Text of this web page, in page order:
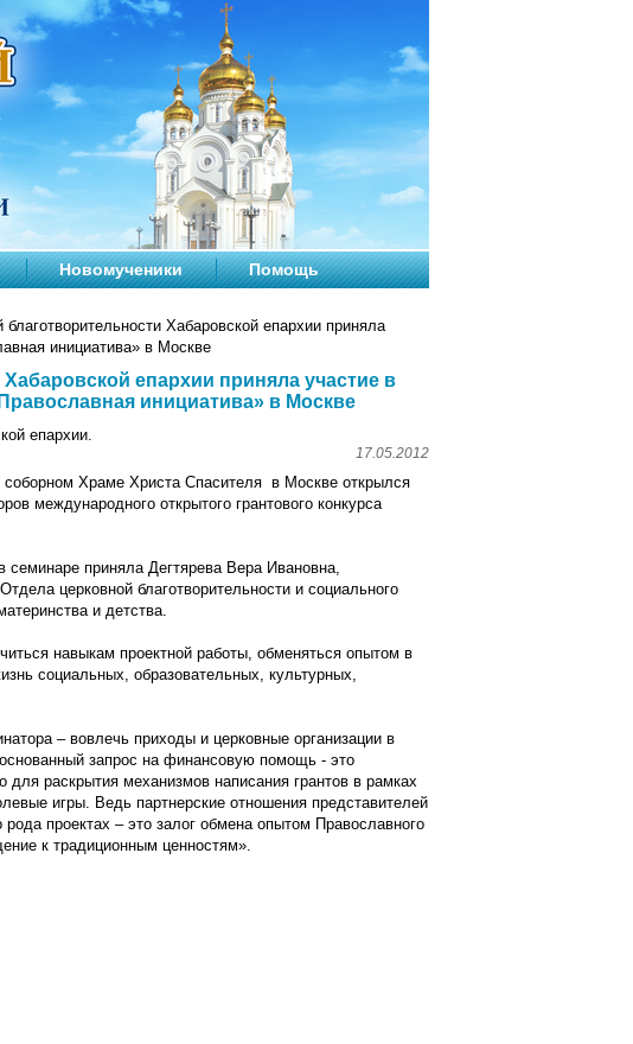
Новомученики Помощь
Хабаровской епархии приняла
инициатива» в Москве
епархии приняла участие в
инициатива» в Москве
епархии.
17.05.2012
Храме Христа Спасителя в Москве открылся
международного открытого грантового конкурса
семинаре приняла Дегтярева Вера Ивановна,
церковной благотворительности и социального
и детства.
навыкам проектной работы, обменяться опытом в
социальных, образовательных, культурных,
– вовлечь приходы и церковные организации в
запрос на финансовую помощь - это
раскрытия механизмов написания грантов в рамках
игры. Ведь партнерские отношения представителей
проектах – это залог обмена опытом Православного
к традиционным ценностям».